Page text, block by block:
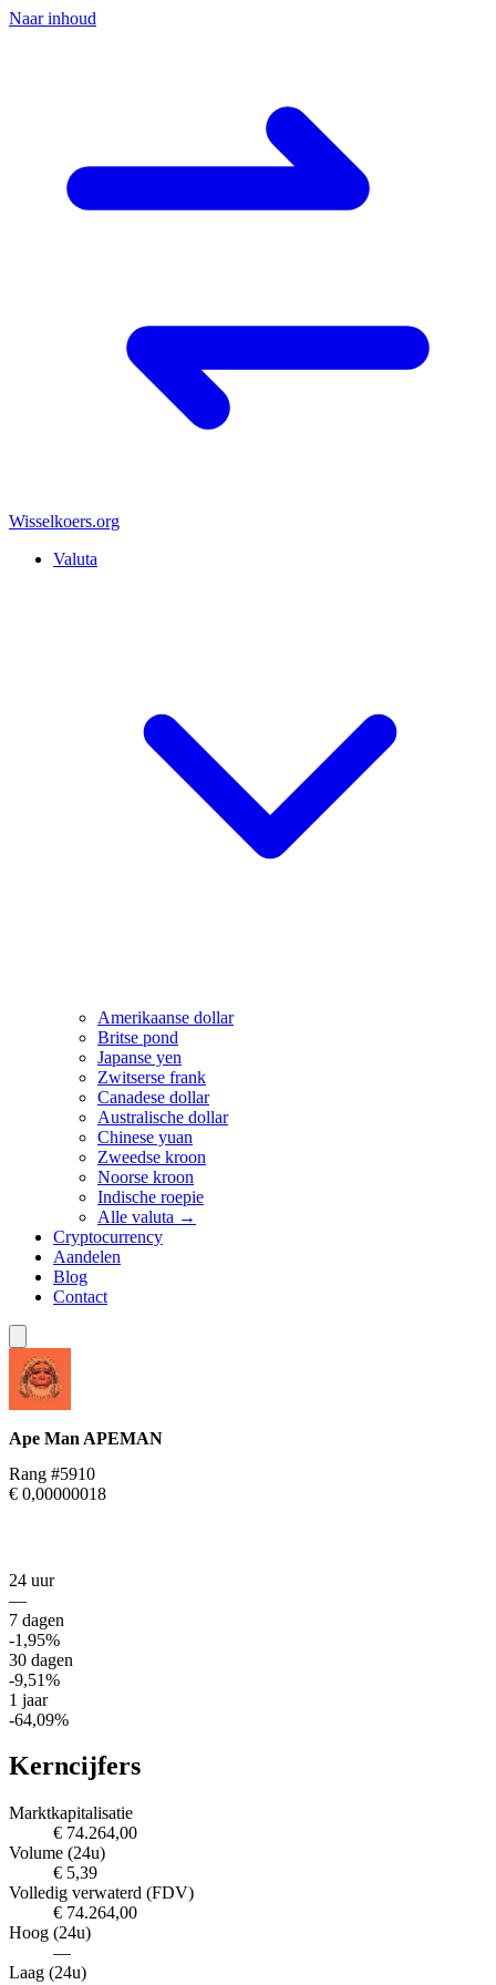
Naar inhoud
Wisselkoers.org
Valuta
Amerikaanse dollar
Britse pond
Japanse yen
Zwitserse frank
Canadese dollar
Australische dollar
Chinese yuan
Zweedse kroon
Noorse kroon
Indische roepie
Alle valuta →
Cryptocurrency
Aandelen
Blog
Contact
Ape Man APEMAN
Rang #5910
€ 0,00000018
24 uur
—
7 dagen
-1,95%
30 dagen
-9,51%
1 jaar
-64,09%
Kerncijfers
Marktkapitalisatie
€ 74.264,00
Volume (24u)
€ 5,39
Volledig verwaterd (FDV)
€ 74.264,00
Hoog (24u)
—
Laag (24u)